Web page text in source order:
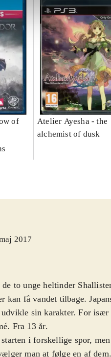
of
Atelier Ayesha - the
alchemist of dusk
2017
to unge heltinder
kan få vandet tilbage.
sin karakter. For især
Fra 13 år.
i forskellige spor, men
man at følge en af